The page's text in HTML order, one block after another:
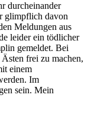
durcheinander
glimpflich davon
Meldungen aus
leider ein tödlicher
gemeldet. Bei
frei zu machen,
einem
Im
sein. Mein